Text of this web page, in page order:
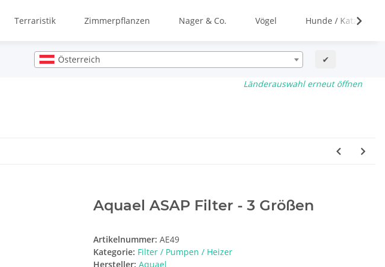
Terraristik Zimmerpflanzen Nager & Co. Vögel Hunde / Katzen
Österreich ✔
Länderauswahl erneut öffnen
Aquael ASAP Filter - 3 Größen
Artikelnummer: AE49
Kategorie: Filter / Pumpen / Heizer
Hersteller: Aquael